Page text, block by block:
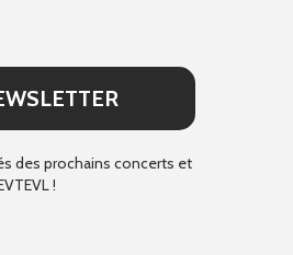
des prochains concerts et
!